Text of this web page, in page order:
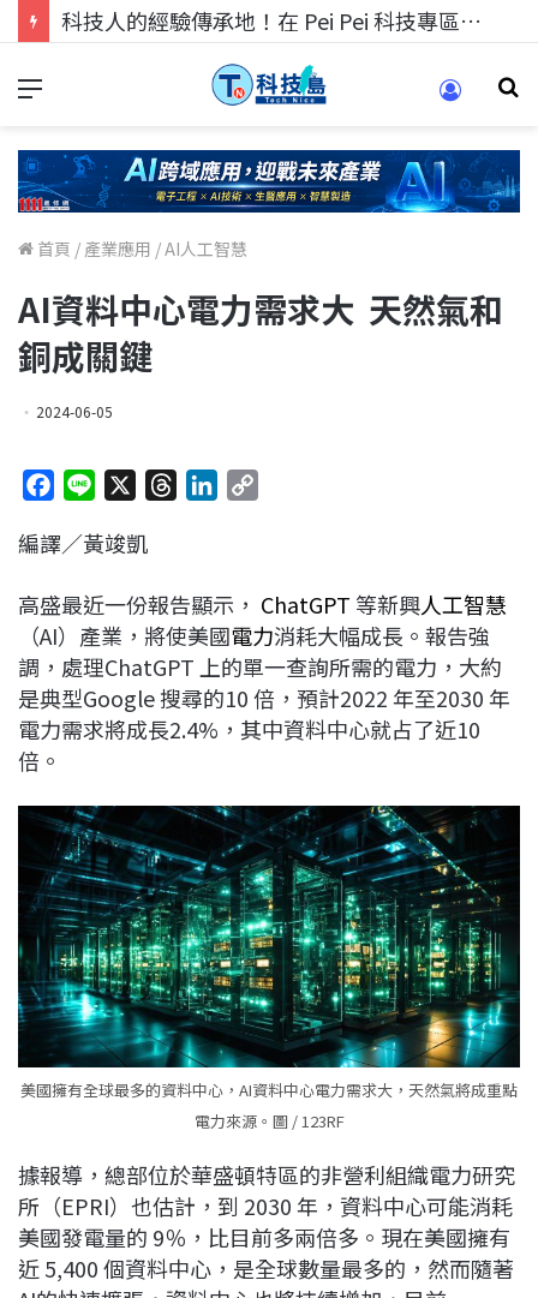
科技人找工作，就到TECH+ 科技專區!
首頁 / 產業應用 /AI人工智慧
AI資料中心電力需求大 天然氣和
銅成關鍵
2024-06-05
c
b
o
o
k
n
a
d
s
e
d
I
n
L
i
n
k
編譯／黃竣凱
高盛最近一份報告顯示， ChatGPT 等新興人工智慧
（AI）產業，將使美國電力消耗大幅成長。報告強
調，處理ChatGPT 上的單一查詢所需的電力，大約
是典型Google 搜尋的10 倍，預計2022 年至2030 年
電力需求將成長2.4%，其中資料中心就占了近10
倍。
美國擁有全球最多的資料中心，AI資料中心電力需求大，天然氣將成重點
電力來源。圖 / 123RF
據報導，總部位於華盛頓特區的非營利組織電力研究
所（EPRI）也估計，到 2030 年，資料中心可能消耗
美國發電量的 9％，比目前多兩倍多。現在美國擁有
近 5,400 個資料中心，是全球數量最多的，然而隨著